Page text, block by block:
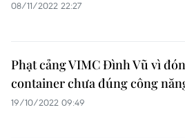
08/11/2022 22:27
Phạt cảng VIMC Đình Vũ vì
container chưa đúng công
19/10/2022 09:49